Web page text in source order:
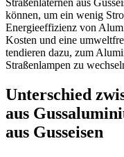
Straßenlaternen aus
können, um ein wenig
Energieeffizienz von
Kosten und eine
tendieren dazu, zum
Straßenlampen zu
Unterschied
aus
aus Gusseisen